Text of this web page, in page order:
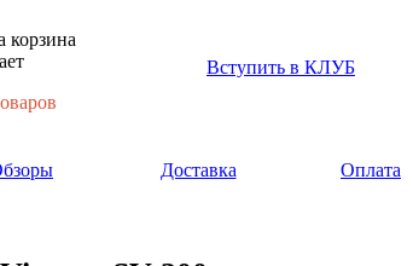
корзина
Вступить в КЛУБ
Доставка Оплата